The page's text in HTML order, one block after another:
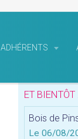
ADHÉRENTS
ET BIENTÔT
Bois de
Le 06/08/